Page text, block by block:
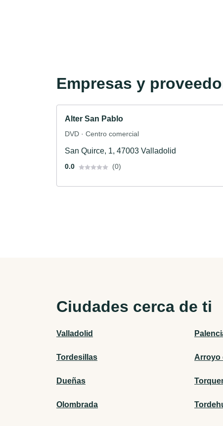
Empresas y
Alter San Pablo
DVD · Centro comercial
San Quirce, 1, 47003 Valladolid
0.0 (0)
Ciudades cerca de ti
Valladolid
Tordesillas Arroyo
Dueñas
Olombrada